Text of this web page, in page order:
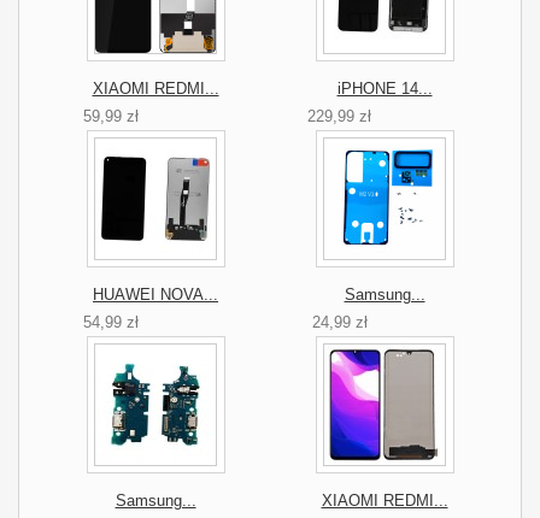
XIAOMI REDMI...
59,99 zł
iPHONE 14...
229,99 zł
HUAWEI NOVA...
54,99 zł
Samsung...
24,99 zł
Samsung...
XIAOMI REDMI...